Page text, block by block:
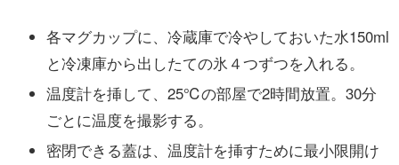
各マグカップに、冷蔵庫で冷やしておいた水150ml
と冷凍庫から出したての氷４つずつを入れる。
温度計を挿して、25℃の部屋で2時間放置。30分
ごとに温度を撮影する。
密閉できる蓋は、温度計を挿すために最小限開け